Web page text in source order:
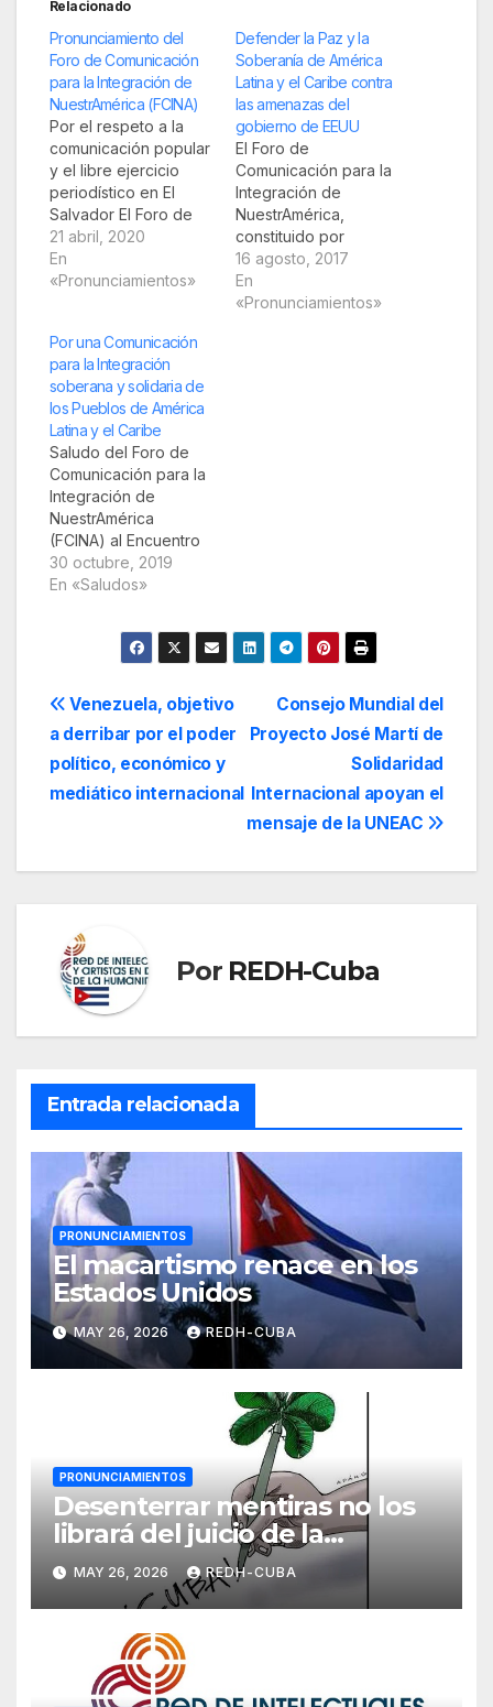
Relacionado
Pronunciamiento del
Foro de Comunicación
para la Integración de
NuestrAmérica (FCINA)
Por el respeto a la
comunicación popular
y el libre ejercicio
periodístico en El
Salvador El Foro de
Comunicación para la
Integración de
NuestrAmérica
Asociación de
Radiodifusión
Participativa de El
Salvador (ARPAS)
frente a las falacias
manifestadas por el
Secretario de Prensa
de la…
21 abril, 2020
En
«Pronunciamientos»
Defender la Paz y la
Soberanía de América
Latina y el Caribe contra
las amenazas del
gobierno de EEUU
El Foro de
Comunicación para la
Integración de
NuestrAmérica,
constituido por
organizaciones
sociales y redes de
comunicación de
16 agosto, 2017
En
«Pronunciamientos»
Por una Comunicación
para la Integración
soberana y solidaria de
los Pueblos de América
Latina y el Caribe
Saludo del Foro de
Comunicación para la
Integración de
NuestrAmérica
(FCINA) al Encuentro
Antimperialista de
Solidaridad, por la
el Neoliberalismo
Desde el Foro de
Integración de
NuestrAmérica
saludamos a los
participantes del
Encuentro
Antimperialista de
el Neoliberalismo
30 octubre, 2019
En «Saludos»
Navegación
de
entradas
Consejo Mundial del
Proyecto José Martí de
Solidaridad
Internacional apoyan el
mensaje de la UNEAC
Venezuela, objetivo
a derribar por el poder
político, económico y
mediático internacional
Por REDH-Cuba
Entrada relacionada
PRONUNCIAMIENTOS
El macartismo renace en los
Estados Unidos
MAY 26, 2026 REDH-CUBA
PRONUNCIAMIENTOS
Desenterrar mentiras no los
librará del juicio de la
Historia.Pronunciamiento de
la Unión de Periodistas de
Cuba (UPEC)
MAY 26, 2026 REDH-CUBA